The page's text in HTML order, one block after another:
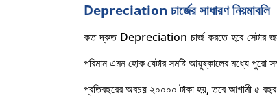
Depreciation চার্জের সাধারণ নিয়মাবলি
কত দ্রুত Depreciation চার্জ করতে হবে সেটার
পরিমান এমন হোক যেটার সমষ্টি আয়ুষ্কালের মধ্যে
প্রতিবছরের অবচয় ২০০০০ টাকা হয়, তবে আগামী ৫